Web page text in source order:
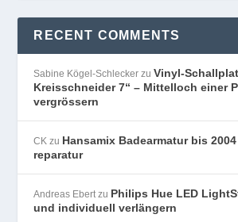
RECENT COMMENTS
Sabine Kögel-Schlecker zuVinyl-
Kreisschneider 7“ – Mittelloch einer
vergrössern
CK zu Hansamix Badearmatur bis
reparatur
Andreas Ebert zu Philips Hue LED
und individuell verlängern